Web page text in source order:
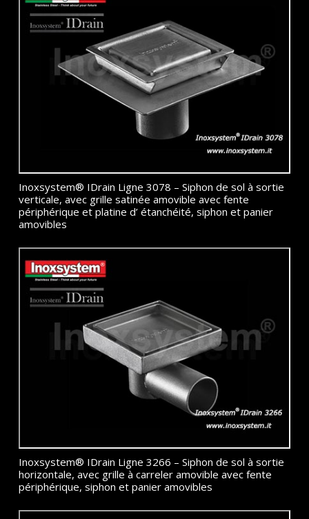
Inoxsystem® IDrain Ligne 3078 – Siphon de sol à sortie
verticale, avec grille satinée amovible avec fente
périphérique et platine d’ étanchéité, siphon et panier
amovibles
Inoxsystem® IDrain Ligne 3266 – Siphon de sol à sortie
horizontale, avec grille à carreler amovible avec fente
périphérique, siphon et panier amovibles